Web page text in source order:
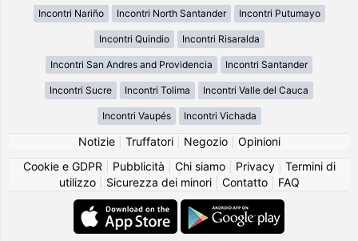
Incontri Nariño Incontri North Santander Incontri Putumayo
Incontri Quindio Incontri Risaralda
Incontri San Andres and Providencia Incontri Santander
Incontri Sucre Incontri Tolima Incontri Valle del Cauca
Incontri Vaupés Incontri Vichada
Notizie| Truffatori| Negozio| Opinioni
Cookie e GDPR
Pubblicità Chi siamo| Privacy| Termini di
utilizzo| Sicurezza dei minori| Contatto| FAQ